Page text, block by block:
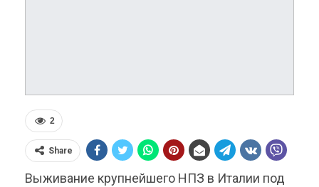
2
Share
Выживание крупнейшего НПЗ в Италии под